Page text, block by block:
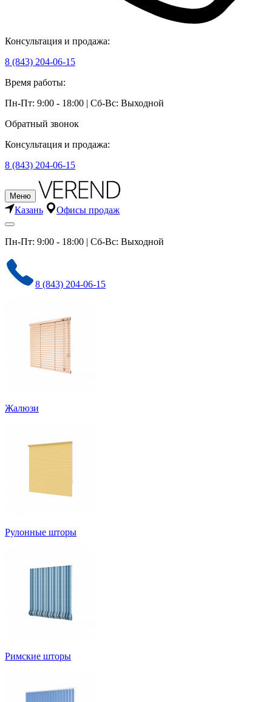
Консультация и продажа:
8 (843) 204-06-15
Время работы:
Пн-Пт: 9:00 - 18:00 | Сб-Вс: Выходной
Обратный звонок
Консультация и продажа:
8 (843) 204-06-15
Меню
Казань Офисы продаж
Пн-Пт: 9:00 - 18:00 | Сб-Вс: Выходной
8 (843) 204-06-15
Жалюзи
Рулонные шторы
Римские шторы